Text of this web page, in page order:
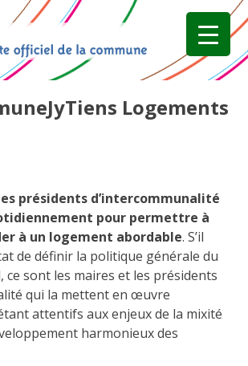
Logements
présidents d’intercommunalité
pour permettre à
à un logement abordable. S’il
de définir la politique générale du
ce sont les maires et les présidents
qui la mettent en œuvre
attentifs aux enjeux de la mixité
harmonieux des